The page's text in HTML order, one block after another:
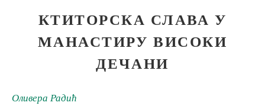
КТИТОРСКА СЛАВА У
МАНАСТИРУ ВИСОКИ
ДЕЧАНИ
Оливера Радић